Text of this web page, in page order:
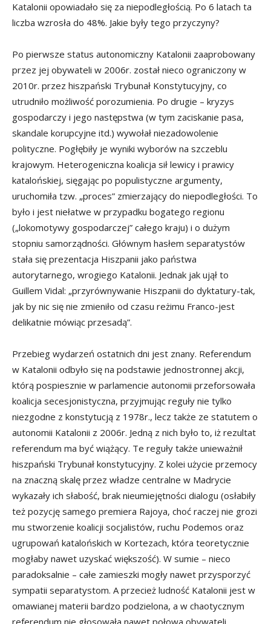
Katalonii opowiadało się za niepodległością. Po 6 latach ta
liczba wzrosła do 48%. Jakie były tego przyczyny?
Po pierwsze status autonomiczny Katalonii zaaprobowany
przez jej obywateli w 2006r. został nieco ograniczony w
2010r. przez hiszpański Trybunał Konstytucyjny, co
utrudniło możliwość porozumienia. Po drugie – kryzys
gospodarczy i jego następstwa (w tym zaciskanie pasa,
skandale korupcyjne itd.) wywołał niezadowolenie
polityczne. Pogłębiły je wyniki wyborów na szczeblu
krajowym. Heterogeniczna koalicja sił lewicy i prawicy
katalońskiej, sięgając po populistyczne argumenty,
uruchomiła tzw. „proces” zmierzający do niepodległości. To
było i jest niełatwe w przypadku bogatego regionu
(„lokomotywy gospodarczej” całego kraju) i o dużym
stopniu samorządności. Głównym hasłem separatystów
stała się prezentacja Hiszpanii jako państwa
autorytarnego, wrogiego Katalonii. Jednak jak ujął to
Guillem Vidal: „przyrównywanie Hiszpanii do dyktatury-tak,
jak by nic się nie zmieniło od czasu reżimu Franco-jest
delikatnie mówiąc przesadą”.
Przebieg wydarzeń ostatnich dni jest znany. Referendum
w Katalonii odbyło się na podstawie jednostronnej akcji,
którą pospiesznie w parlamencie autonomii przeforsowała
koalicja secesjonistyczna, przyjmując reguły nie tylko
niezgodne z konstytucją z 1978r., lecz także ze statutem o
autonomii Katalonii z 2006r. Jedną z nich było to, iż rezultat
referendum ma być wiążący. Te reguły także unieważnił
hiszpański Trybunał konstytucyjny. Z kolei użycie przemocy
na znaczną skalę przez władze centralne w Madrycie
wykazały ich słabość, brak nieumiejętności dialogu (osłabiły
też pozycję samego premiera Rajoya, choć raczej nie grozi
mu stworzenie koalicji socjalistów, ruchu Podemos oraz
ugrupowań katalońskich w Kortezach, która teoretycznie
mogłaby nawet uzyskać większość). W sumie – nieco
paradoksalnie – całe zamieszki mogły nawet przysporzyć
sympatii separatystom. A przecież ludność Katalonii jest w
omawianej materii bardzo podzielona, a w chaotycznym
referendum nie głosowała nawet połowa obywateli.